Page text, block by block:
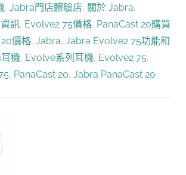
, Jabra門店體驗店, 關於 Jabra,
訊, Evolve2 75價格, PanaCast 20購買
價格, Jabra, Jabra Evolve2 75功能和
機, Evolve系列耳機, Evolve2 75,
, PanaCast 20, Jabra PanaCast 20